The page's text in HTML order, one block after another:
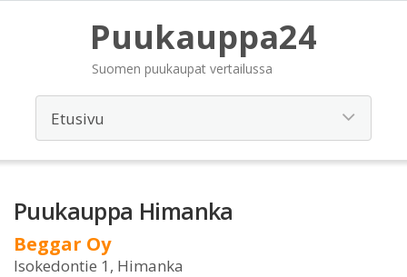
Puukauppa24
Suomen puukaupat vertailussa
Puukauppa Himanka
Beggar Oy
Isokedontie 1, Himanka